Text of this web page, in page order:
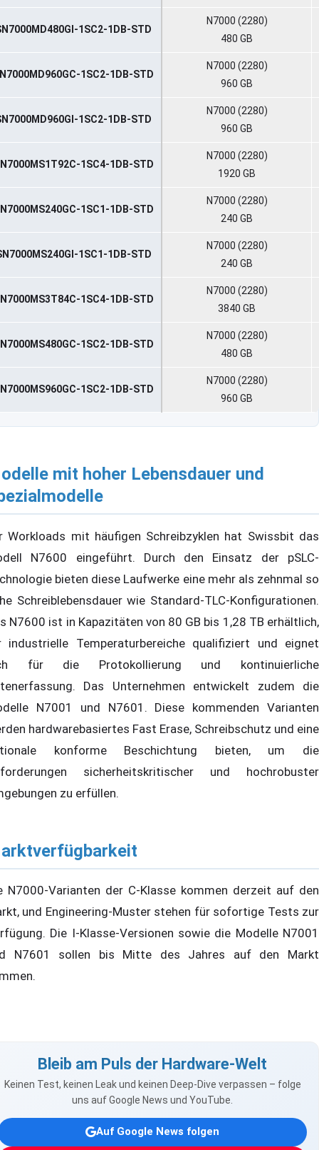
1SC2-1DB-STD
N7000 (2280)
480 GB
1SC2-1DB-STD
N7000 (2280)
960 GB
1SC2-1DB-STD
N7000 (2280)
960 GB
1SC4-1DB-STD
N7000 (2280)
1920 GB
1SC1-1DB-STD
N7000 (2280)
240 GB
1SC1-1DB-STD
N7000 (2280)
240 GB
1SC4-1DB-STD
N7000 (2280)
3840 GB
1SC2-1DB-STD
N7000 (2280)
480 GB
1SC2-1DB-STD
N7000 (2280)
960 GB
mit hoher Lebensdauer und
Workloads mit häufigen Schreibzyklen hat Swissbit das
N7600 eingeführt. Durch den Einsatz der pSLC-
bieten diese Laufwerke eine mehr als zehnmal so
Schreiblebensdauer wie Standard-TLC-Konfigurationen.
N7600 ist in Kapazitäten von 80 GB bis 1,28 TB erhältlich,
industrielle Temperaturbereiche qualifiziert und eignet
für die Protokollierung und kontinuierliche
Das Unternehmen entwickelt zudem die
N7001 und N7601. Diese kommenden Varianten
hardwarebasiertes Fast Erase, Schreibschutz und eine
konforme Beschichtung bieten, um die
sicherheitskritischer und hochrobuster
zu erfüllen.
N7000-Varianten der C-Klasse kommen derzeit auf den
und Engineering-Muster stehen für sofortige Tests zur
Die I-Klasse-Versionen sowie die Modelle N7001
N7601 sollen bis Mitte des Jahres auf den Markt
Bleib am Puls der Hardware-Welt
Keinen Test, keinen Leak und keinen Deep-Dive verpassen – folge
uns auf Google News und YouTube.
Auf Google News folgen